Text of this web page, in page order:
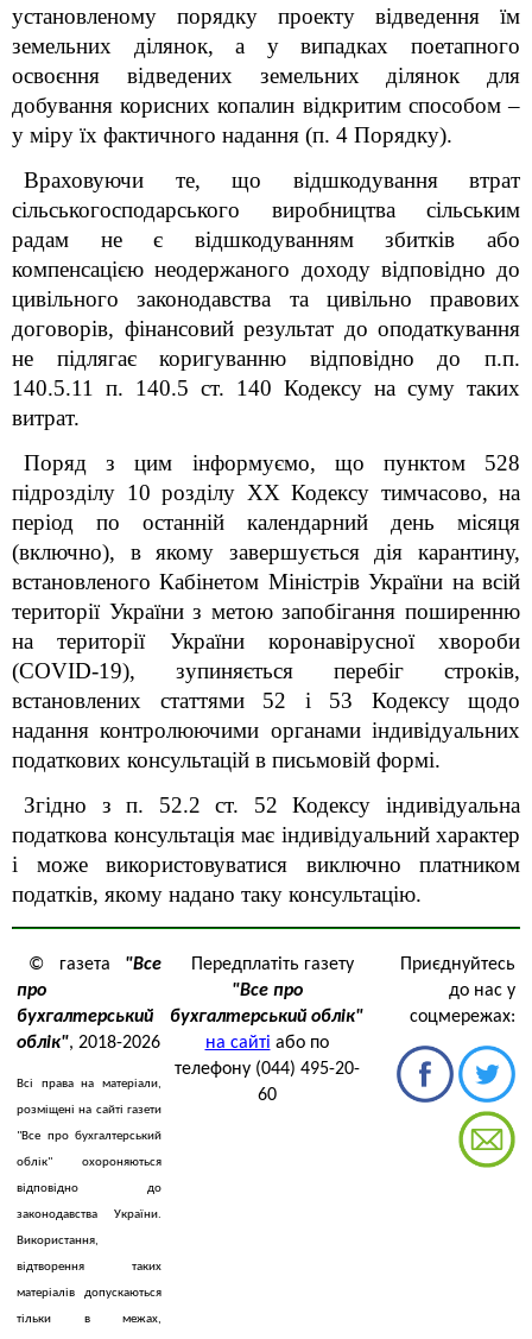
установленому порядку проекту відведення їм
земельних ділянок, а у випадках поетапного
освоєння відведених земельних ділянок для
добування корисних копалин відкритим способом –
у міру їх фактичного надання (п. 4 Порядку).
Враховуючи те, що відшкодування втрат
сільськогосподарського виробництва сільським
радам не є відшкодуванням збитків або
компенсацією неодержаного доходу відповідно до
цивільного законодавства та цивільно правових
договорів, фінансовий результат до оподаткування
не підлягає коригуванню відповідно до п.п.
140.5.11 п. 140.5 ст. 140 Кодексу на суму таких
витрат.
Поряд з цим інформуємо, що пунктом 528
підрозділу 10 розділу XX Кодексу тимчасово, на
період по останній календарний день місяця
(включно), в якому завершується дія карантину,
встановленого Кабінетом Міністрів України на всій
території України з метою запобігання поширенню
на території України коронавірусної хвороби
(COVID-19), зупиняється перебіг строків,
встановлених статтями 52 і 53 Кодексу щодо
надання контролюючими органами індивідуальних
податкових консультацій в письмовій формі.
Згідно з п. 52.2 ст. 52 Кодексу індивідуальна
податкова консультація має індивідуальний характер
і може використовуватися виключно платником
податків, якому надано таку консультацію.
© газета "Все
про
бухгалтерський
облік", 2018-2026
Всі права на матеріали,
розміщені на сайті газети
"Все про бухгалтерський
облік" охороняються
відповідно до
законодавства України.
Використання,
відтворення таких
матеріалів допускаються
тільки в межах,
Передплатіть газету
"Все про
бухгалтерський облік"
на сайті або по
телефону (044) 495-20-
60
Приєднуйтесь
до нас у
соцмережах: